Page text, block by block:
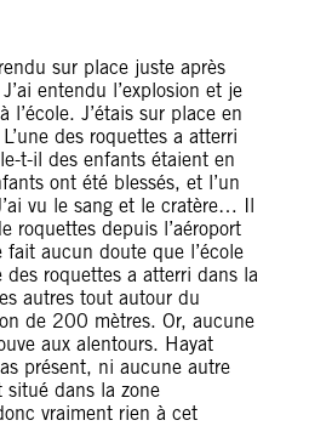
sur place juste après
entendu l’explosion et je
J’étais sur place en
des roquettes a atterri
t-il des enfants étaient en
ont été blessés, et l’un
vu le sang et le cratère… Il
roquettes depuis l’aéroport
aucun doute que l’école
roquettes a atterri dans la
autres tout autour du
de 200 mètres. Or, aucune
aux alentours. Hayat
présent, ni aucune autre
situé dans la zone
vraiment rien à cet